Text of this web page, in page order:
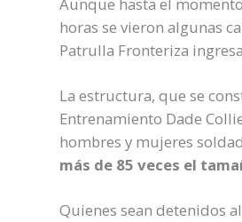
Aunque hasta el
horas se vieron algunas
Patrulla Fronteriza
La estructura, que se
Entrenamiento Dade
hombres y mujeres
más de 85 veces el
Quienes sean detenidos